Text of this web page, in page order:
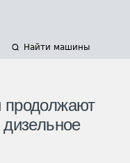
Найти машины
продолжают